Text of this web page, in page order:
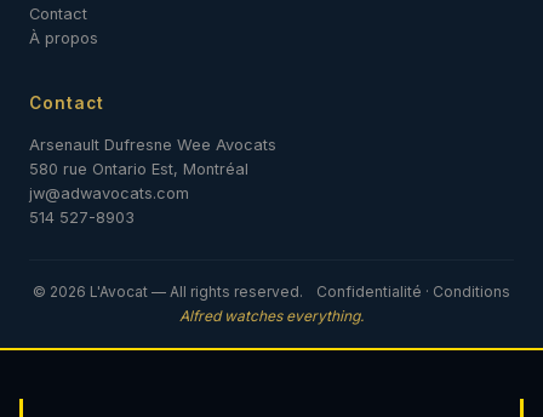
Contact
À propos
Contact
Arsenault Dufresne Wee Avocats
580 rue Ontario Est, Montréal
jw@adwavocats.com
514 527-8903
© 2026 L'Avocat — All rights reserved. Confidentialité · Conditions
Alfred watches everything.